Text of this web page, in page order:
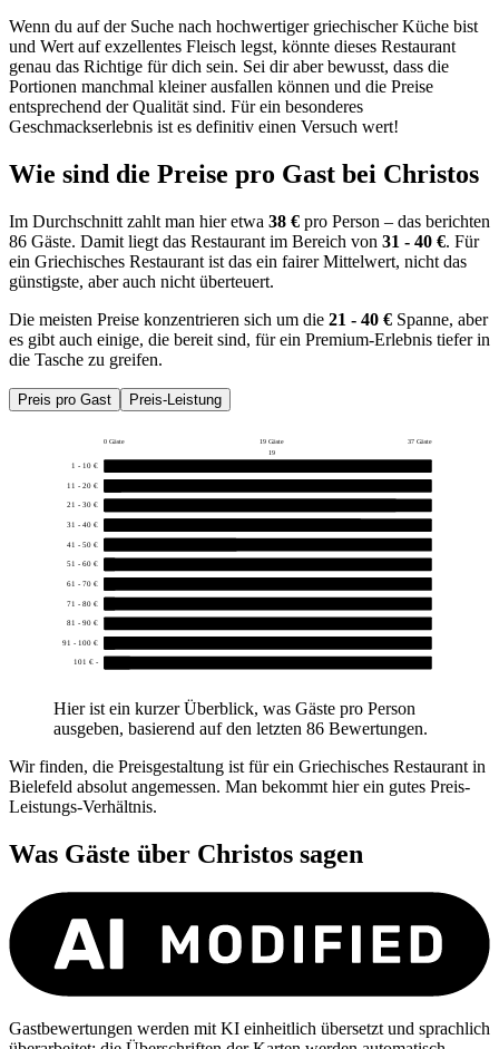
Wenn du auf der Suche nach hochwertiger griechischer Küche bist
und Wert auf exzellentes Fleisch legst, könnte dieses Restaurant
genau das Richtige für dich sein. Sei dir aber bewusst, dass die
Portionen manchmal kleiner ausfallen können und die Preise
entsprechend der Qualität sind. Für ein besonderes
Geschmackserlebnis ist es definitiv einen Versuch wert!
Wie sind die Preise pro Gast bei Christos
Im Durchschnitt zahlt man hier etwa 38 € pro Person – das berichten
86 Gäste. Damit liegt das Restaurant im Bereich von 31 - 40 €. Für
ein Griechisches Restaurant ist das ein fairer Mittelwert, nicht das
günstigste, aber auch nicht überteuert.
Die meisten Preise konzentrieren sich um die 21 - 40 € Spanne, aber
es gibt auch einige, die bereit sind, für ein Premium-Erlebnis tiefer in
die Tasche zu greifen.
Preis pro Gast Preis-Leistung
0 Gäste 19 Gäste
37 Gäste
19
1 - 10 €
11 - 20 €
21 - 30 €
31 - 40 €
41 - 50 €
51 - 60 €
61 - 70 €
71 - 80 €
81 - 90 €
91 - 100 €
101 € -
Hier ist ein kurzer Überblick, was Gäste pro Person
ausgeben, basierend auf den letzten 86 Bewertungen.
Wir finden, die Preisgestaltung ist für ein Griechisches Restaurant in
Bielefeld absolut angemessen. Man bekommt hier ein gutes Preis-
Leistungs-Verhältnis.
Was Gäste über Christos sagen
Gastbewertungen werden mit KI einheitlich übersetzt und sprachlich